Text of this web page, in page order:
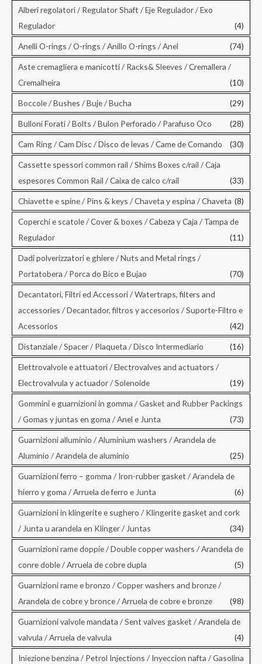
Alberi regolatori / Regulator Shaft / Eje Regulador / Exo
Regulador
(4)
Anelli O-rings / O-rings / Anillo O-rings / Anel (74)
Aste cremagliera e manicotti / Racks& Sleeves / Cremallera /
Cremalheira
(10)
Boccole / Bushes / Buje / Bucha (29)
Bulloni Forati / Bolts / Bulon Perforado / Parafuso Oco (28)
Cam Ring / Cam Disc / Disco de levas / Came de Comando (30)
Cassette spessori common rail / Shims Boxes c/rail / Caja
espesores Common Rail / Caixa de calco c/rail
(33)
Chiavette e spine / Pins & keys / Chaveta y espina / Chaveta (8)
Coperchi e scatole / Cover & boxes / Cabeza y Caja / Tampa de
Regulador
(11)
Dadi polverizzatori e ghiere / Nuts and Metal rings /
Portatobera / Porca do Bico e Bujao
(70)
Decantatori, Filtri ed Accessori / Watertraps, filters and
accessories / Decantador, filtros y accesorios / Suporte-Filtro e
Acessorios
(42)
Distanziale / Spacer / Plaqueta / Disco Intermediario (16)
Elettrovalvole e attuatori / Electrovalves and actuators /
Electrovalvula y actuador / Solenoide
(19)
Gommini e guarnizioni in gomma / Gasket and Rubber Packings
/ Gomas y juntas en goma / Anel e Junta
(73)
Guarnizioni alluminio / Aluminium washers / Arandela de
Aluminio / Arandela de aluminio
(25)
Guarnizioni ferro – gomma / Iron-rubber gasket / Arandela de
hierro y goma / Arruela de ferro e Junta
(6)
Guarnizioni in klingerite e sughero / Klingerite gasket and cork
/ Junta u arandela en Klinger / Juntas
(34)
Guarnizioni rame doppie / Double copper washers / Arandela de
conre doble / Arruela de cobre dupla
(5)
Guarnizioni rame e bronzo / Copper washers and bronze /
Arandela de cobre y bronce / Arruela de cobre e bronze
(98)
Guarnizioni valvole mandata / Sent valves gasket / Arandela de
valvula / Arruela de valvula
(4)
Iniezione benzina / Petrol Injections / Inyeccion nafta / Gasolina